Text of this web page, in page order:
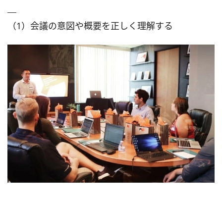
（1）会議の意図や概要を正しく理解する